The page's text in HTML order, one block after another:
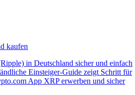
kaufen
in Deutschland sicher und einfach
Einsteiger-Guide zeigt Schritt für
App XRP erwerben und sicher